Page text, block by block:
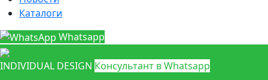
Каталоги
Whatsapp
INDIVIDUAL DESIGN Консультант в Whatsapp